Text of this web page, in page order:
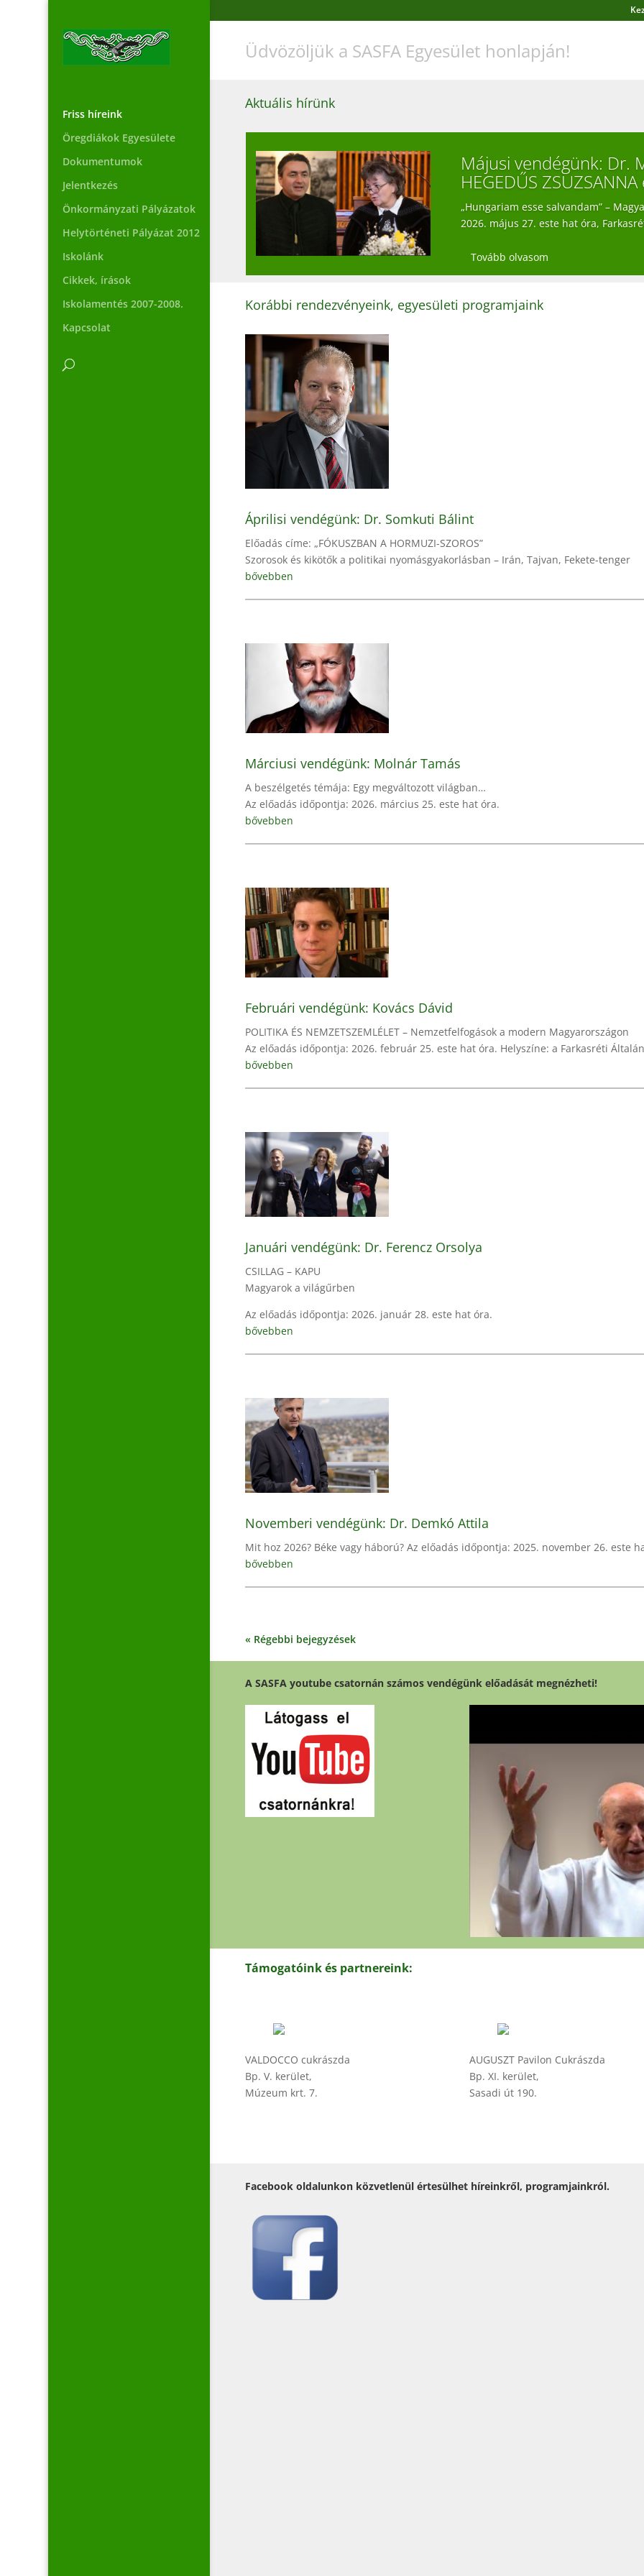
Friss híreink
Öregdiákok Egyesülete
Dokumentumok
Jelentkezés
Önkormányzati Pályázatok
Helytörténeti Pályázat 2012
Iskolánk
Cikkek, írások
Iskolamentés 2007-2008.
Kapcsolat
Üdvözöljük a SASFA Egyesület honlapján!
Aktuális hírünk
Májusi vendégünk: Dr.
HEGEDŰS
„Hungariam esse salvandam” –
2026. május 27. este hat óra,
Tovább olvasom
Korábbi rendezvényeink, egyesületi programjaink
Áprilisi vendégünk: Dr. Somkuti Bálint
Előadás címe: „FÓKUSZBAN A HORMUZI-SZOROS”
Szorosok és kikötők a politikai nyomásgyakorlásban – Irán, Tajvan, Fekete-tenger
bővebben
Márciusi vendégünk: Molnár Tamás
A beszélgetés témája: Egy megváltozott világban…
Az előadás időpontja: 2026. március 25. este hat óra.
bővebben
Februári vendégünk: Kovács Dávid
POLITIKA ÉS NEMZETSZEMLÉLET – Nemzetfelfogások a modern Magyarországon
Az előadás időpontja: 2026. február 25. este hat óra. Helyszíne: a Farkasréti
bővebben
Januári vendégünk: Dr. Ferencz Orsolya
CSILLAG – KAPU
Magyarok a világűrben
Az előadás időpontja: 2026. január 28. este hat óra.
bővebben
Novemberi vendégünk: Dr. Demkó Attila
Mit hoz 2026? Béke vagy háború? Az előadás időpontja: 2025. november 26. este
bővebben
« Régebbi bejegyzések
A SASFA youtube csatornán számos vendégünk előadását megnézheti!
Támogatóink és partnereink:
VALDOCCO cukrászda
Bp. V. kerület,
Múzeum krt. 7.
AUGUSZT Pavilon Cukrászda
Bp. XI. kerület,
Sasadi út 190.
Facebook oldalunkon közvetlenül értesülhet híreinkről, programjainkról.